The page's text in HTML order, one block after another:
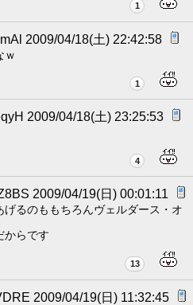
1
2009/04/18(土) 22:42:58
ｗ
1
2009/04/18(土) 23:25:53
4
2009/04/19(日) 00:01:11
るのももちろんヴェルダース・オ
からです
13
2009/04/19(日) 11:32:45